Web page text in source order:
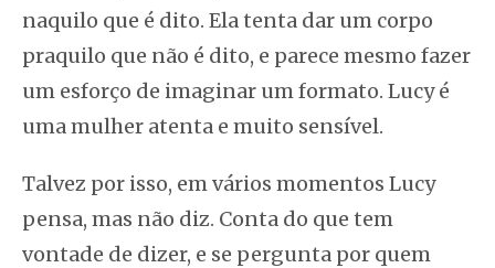
naquilo que é dito. Ela tenta dar um corpo
praquilo que não é dito, e parece mesmo fazer
um esforço de imaginar um formato. Lucy é
uma mulher atenta e muito sensível.
Talvez por isso, em vários momentos Lucy
pensa, mas não diz. Conta do que tem
vontade de dizer, e se pergunta por quem